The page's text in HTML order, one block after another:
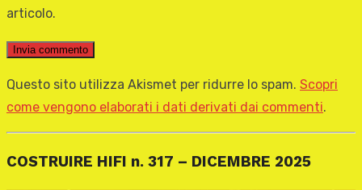
articolo.
Questo sito utilizza Akismet per ridurre lo spam. Scopri
come vengono elaborati i dati derivati dai commenti.
COSTRUIRE HIFI n. 317 – DICEMBRE 2025